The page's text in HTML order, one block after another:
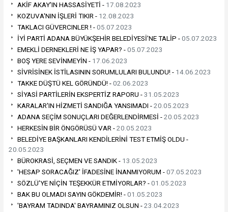
AKİF AKAY'IN HASSASİYETİ - 17.08.2023
KOZUVA'NIN İŞLERİ TIKIR - 12.08.2023
TAKLACI GÜVERCINLER ! -05.07.2023
İYİ PARTİ ADANA BÜYÜKŞEHİR BELEDİYESİ'NE TALİP -05.07.2023
EMEKLİ DERNEKLERİ NE İŞ YAPAR? -05.07.2023
BOŞ YERE SEVİNMEYİN - 17.06.2023
SİVRİSİNEK İSTİLASININ SORUMLULARI BULUNDU! - 14.06.2023
TAKKE DÜŞTÜ KEL GÖRÜNDÜ! -02.06.2023
SİYASİ PARTİLERİN EKSPERTİZ RAPORU -31.05.2023
KARALAR'IN HİZMETİ SANDIĞA YANSIMADI -20.05.2023
ADANA SEÇİM SONUÇLARI DEĞERLENDİRMESİ -20.05.2023
HERKESİN BİR ÖNGÖRÜSÜ VAR -20.05.2023
BELEDİYE BAŞKANLARI KENDİLERİNİ TEST ETMİŞ OLDU -
20.05.2023
BÜROKRASİ, SEÇMEN VE SANDIK - 13.05.2023
'HESAP SORACAĞIZ' İFADESİNE İNANMIYORUM -07.05.2023
SÖZLÜ'YE NİÇİN TEŞEKKÜR ETMİYORLAR? -01.05.2023
BAK BU OLMADI SAYIN GÖKDEMİR! -01.05.2023
'BAYRAM TADINDA' BAYRAMINIZ OLSUN -23.04.2023